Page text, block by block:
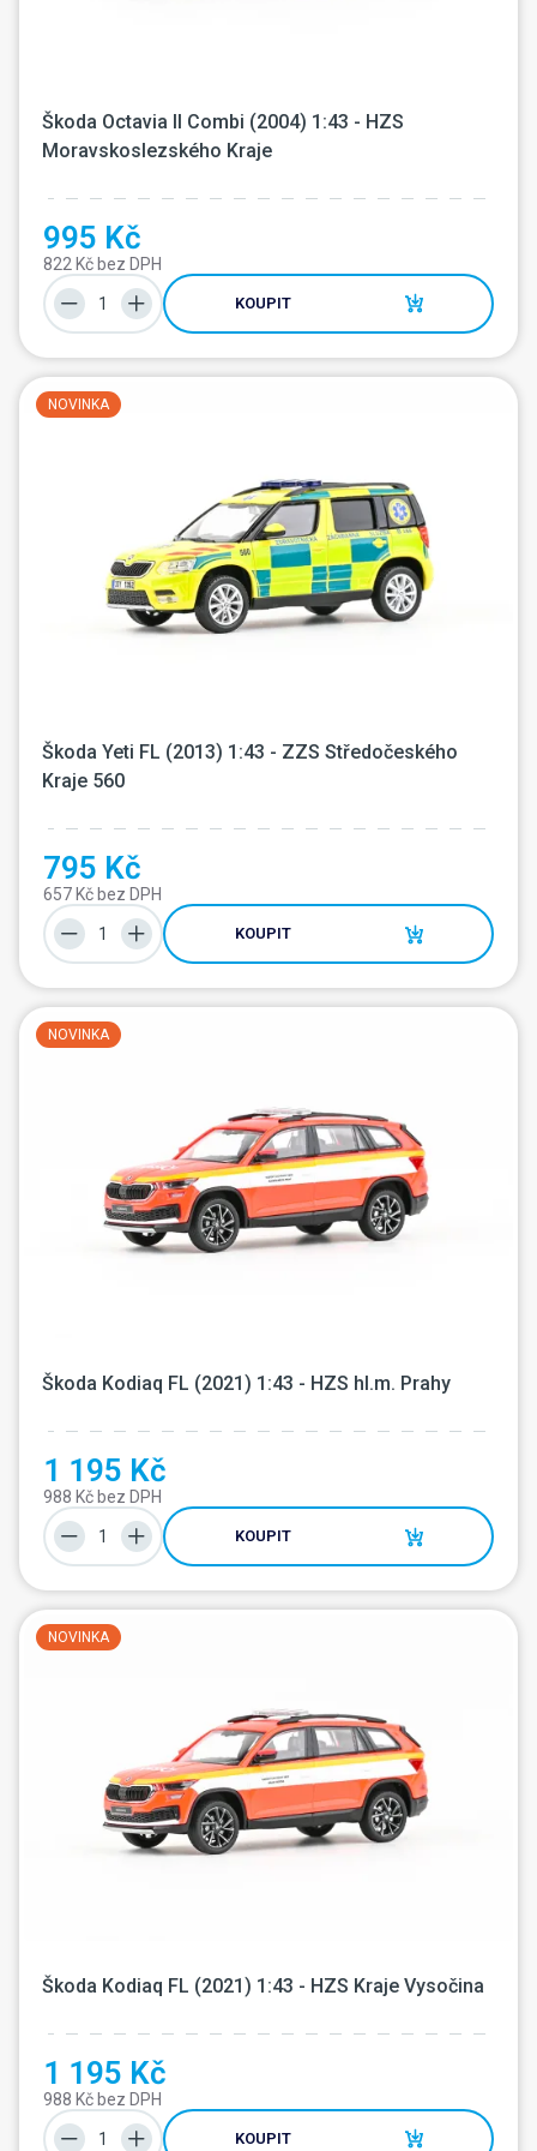
Škoda Octavia II Combi (2004) 1:43 - HZS
Moravskoslezského Kraje
995 Kč
822 Kč bez DPH
KOUPIT
NOVINKA
Škoda Yeti FL (2013) 1:43 - ZZS Středočeského
Kraje 560
795 Kč
657 Kč bez DPH
KOUPIT
NOVINKA
Škoda Kodiaq FL (2021) 1:43 - HZS hl.m. Prahy
1 195 Kč
988 Kč bez DPH
KOUPIT
NOVINKA
Škoda Kodiaq FL (2021) 1:43 - HZS Kraje Vysočina
1 195 Kč
988 Kč bez DPH
KOUPIT